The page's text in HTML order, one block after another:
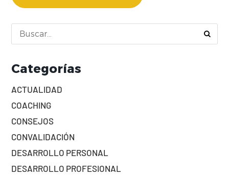
Categorías
ACTUALIDAD
COACHING
CONSEJOS
CONVALIDACIÓN
DESARROLLO PERSONAL
DESARROLLO PROFESIONAL